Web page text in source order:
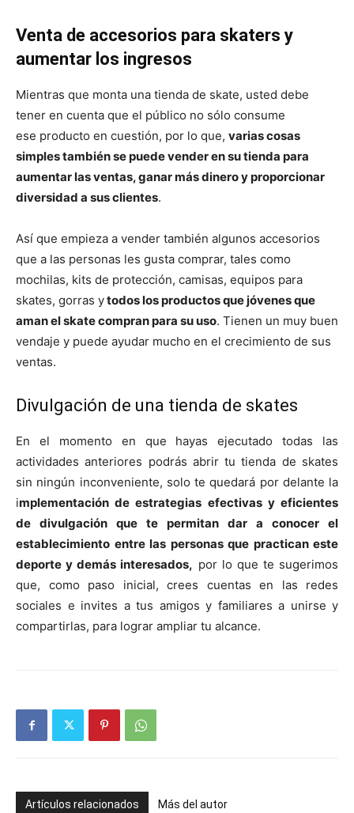
Venta de accesorios para skaters y
aumentar los ingresos
Mientras que monta una tienda de skate, usted debe
tener en cuenta que el público no sólo consume
ese producto en cuestión, por lo que, varias cosas
simples también se puede vender en su tienda para
aumentar las ventas, ganar más dinero y proporcionar
diversidad a sus clientes.
Así que empieza a vender también algunos accesorios
que a las personas les gusta comprar, tales como
mochilas, kits de protección, camisas, equipos para
skates, gorras ytodos los productos que jóvenes que
aman el skate compran para su uso. Tienen un muy buen
vendaje y puede ayudar mucho en el crecimiento de sus
ventas.
Divulgación de una tienda de skates
En el momento en que hayas ejecutado todas las
actividades anteriores podrás abrir tu tienda de skates
sin ningún inconveniente, solo te quedará por delante la
implementación de estrategias efectivas y eficientes
de divulgación que te permitan dar a conocer el
establecimiento entre las personas que practican este
deporte y demás interesados, por lo que te sugerimos
que, como paso inicial, crees cuentas en las redes
sociales e invites a tus amigos y familiares a unirse y
compartirlas, para lograr ampliar tu alcance.
Artículos relacionados Más del autor